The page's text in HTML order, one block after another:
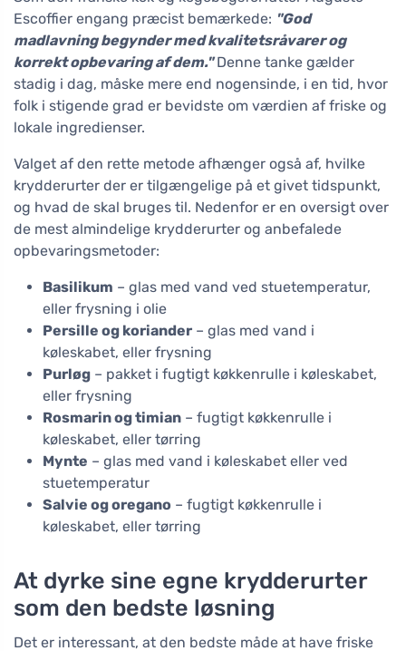
Escoffier engang præcist bemærkede: "God
madlavning begynder med kvalitetsråvarer og
korrekt opbevaring af dem."Denne tanke gælder
stadig i dag, måske mere end nogensinde, i en tid, hvor
folk i stigende grad er bevidste om værdien af friske og
lokale ingredienser.
Valget af den rette metode afhænger også af, hvilke
krydderurter der er tilgængelige på et givet tidspunkt,
og hvad de skal bruges til. Nedenfor er en oversigt over
de mest almindelige krydderurter og anbefalede
opbevaringsmetoder:
Basilikum – glas med vand ved stuetemperatur,
eller frysning i olie
Persille og koriander – glas med vand i
køleskabet, eller frysning
Purløg – pakket i fugtigt køkkenrulle i køleskabet,
eller frysning
Rosmarin og timian – fugtigt køkkenrulle i
køleskabet, eller tørring
Mynte – glas med vand i køleskabet eller ved
stuetemperatur
Salvie og oregano – fugtigt køkkenrulle i
køleskabet, eller tørring
At dyrke sine egne krydderurter
som den bedste løsning
Det er interessant, at den bedste måde at have friske